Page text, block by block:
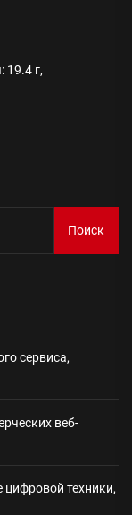
19.4 г,
Поиск
сервиса,
веб-
цифровой техники,